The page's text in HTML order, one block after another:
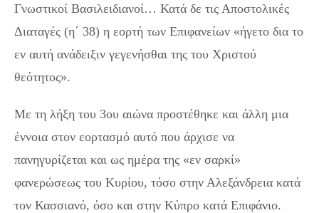
Γνωστικοί Βασιλειδιανοί… Κατά δε τις Αποστολικές
Διαταγές (η΄ 38) η εορτή των Επιφανείων «ήγετο δια το
εν αυτή ανάδειξιν γεγενήσθαι της του Χριστού
θεότητος».
Με τη λήξη του 3ου αιώνα προστέθηκε και άλλη μια
έννοια στον εορτασμό αυτό που άρχισε να
πανηγυρίζεται και ως ημέρα της «εν σαρκί»
φανερώσεως του Κυρίου, τόσο στην Αλεξάνδρεια κατά
τον Κασσιανό, όσο και στην Κύπρο κατά Επιφάνιο.